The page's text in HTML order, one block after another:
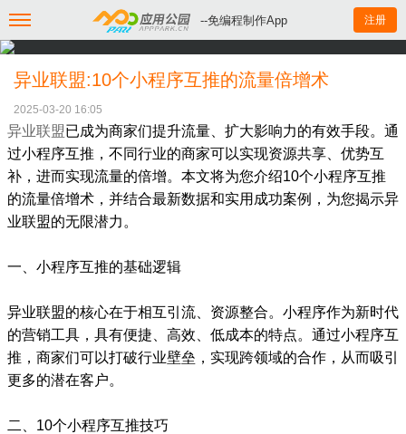
--免编程制作App 注册
异业联盟:10个小程序互推的流量倍增术
2025-03-20 16:05
异业联盟已成为商家们提升流量、扩大影响力的有效手段。通
过小程序互推，不同行业的商家可以实现资源共享、优势互
补，进而实现流量的倍增。本文将为您介绍10个小程序互推
的流量倍增术，并结合最新数据和实用成功案例，为您揭示异
业联盟的无限潜力。
一、小程序互推的基础逻辑
异业联盟的核心在于相互引流、资源整合。小程序作为新时代
的营销工具，具有便捷、高效、低成本的特点。通过小程序互
推，商家们可以打破行业壁垒，实现跨领域的合作，从而吸引
更多的潜在客户。
二、10个小程序互推技巧